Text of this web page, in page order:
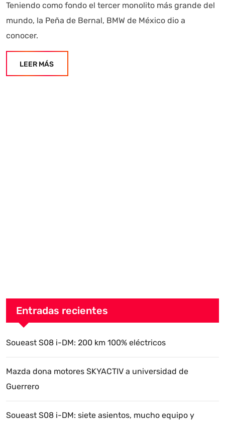
Teniendo como fondo el tercer monolito más grande del
mundo, la Peña de Bernal, BMW de México dio a
conocer.
LEER MÁS
Entradas recientes
Soueast S08 i-DM: 200 km 100% eléctricos
Mazda dona motores SKYACTIV a universidad de
Guerrero
Soueast S08 i-DM: siete asientos, mucho equipo y